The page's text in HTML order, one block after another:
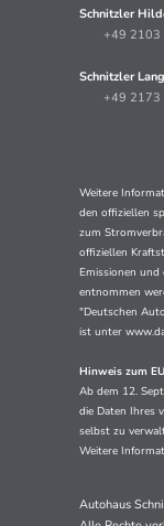
Schnitzler
+49 2103
Schnitzler
+49 2173
Weitere
den offiziellen
zum
offiziellen
Emissionen
entnommen
"Deutschen
ist unter
Hinweis zum
Ab dem 12.
die Daten Ihres
selbst zu
Weitere
Autohaus